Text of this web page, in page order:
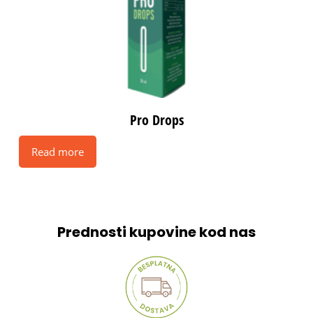
Pro Drops
Read more
Prednosti kupovine kod nas